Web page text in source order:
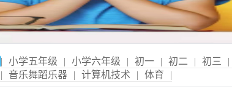
| 小学五年级 | 小学六年级 | 初一 | 初二 | 初三 |
| 音乐舞蹈乐器 | 计算机技术 | 体育 |